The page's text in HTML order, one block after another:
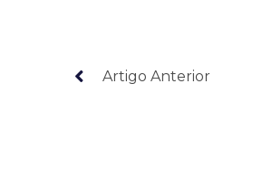
Artigo Anterior